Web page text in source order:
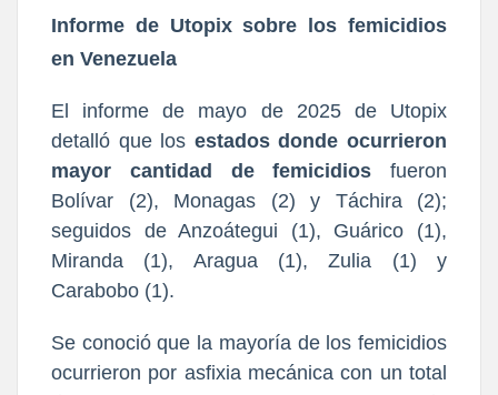
Informe de Utopix sobre los femicidios
en Venezuela
El informe de mayo de 2025 de Utopix
detalló que los estados donde ocurrieron
mayor cantidad de femicidios
fueron
Bolívar (2), Monagas (2) y Táchira (2);
seguidos de Anzoátegui (1), Guárico (1),
Miranda (1), Aragua (1), Zulia (1) y
Carabobo (1).
Se conoció que la mayoría de los femicidios
ocurrieron por asfixia mecánica con un total